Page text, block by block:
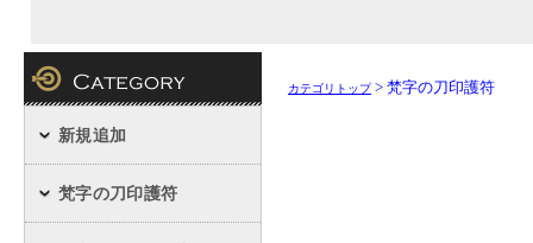
カテゴリトップ> 梵字の刀印護符